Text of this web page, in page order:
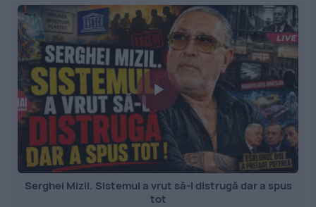
Serghei Mizil. Sistemul a vrut să-l distrugă dar a spus
tot